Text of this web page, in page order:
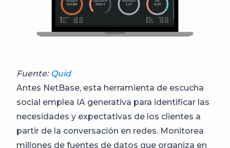
Fuente:Quid
Antes NetBase, esta herramienta de escucha
social emplea IA generativa para identificar las
necesidades y expectativas de los clientes a
partir de la conversación en redes. Monitorea
millones de fuentes de datos que organiza en